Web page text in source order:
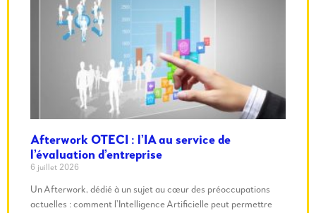
Afterwork OTECI : l’IA au service de
l’évaluation d’entreprise
6 juillet 2026
Un Afterwork, dédié à un sujet au cœur des préoccupations
actuelles : comment l’Intelligence Artificielle peut permettre